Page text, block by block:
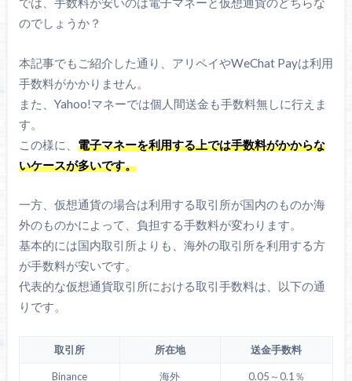
のでしょうか？
本記事でもご紹介した通り、アリペイやWeChat Payは利用
手数料がかかりません。
また、Yahoo!マネーでは個人間送金も手数料無しに行えま
す。
この様に、 電子マネーを利用する上では手数料がかからな
いケースが多いです。
一方、仮想通貨の場合は利用する取引所が国内のものか海
外のものかによって、負担する手数料が変わります。
基本的には国内取引所よりも、海外の取引所を利用する方
が手数料が安いです。
代表的な仮想通貨取引所における取引手数料は、以下の通
りです。
取引所 所在地 送金手数料
Binance 海外 0.05～0.1％